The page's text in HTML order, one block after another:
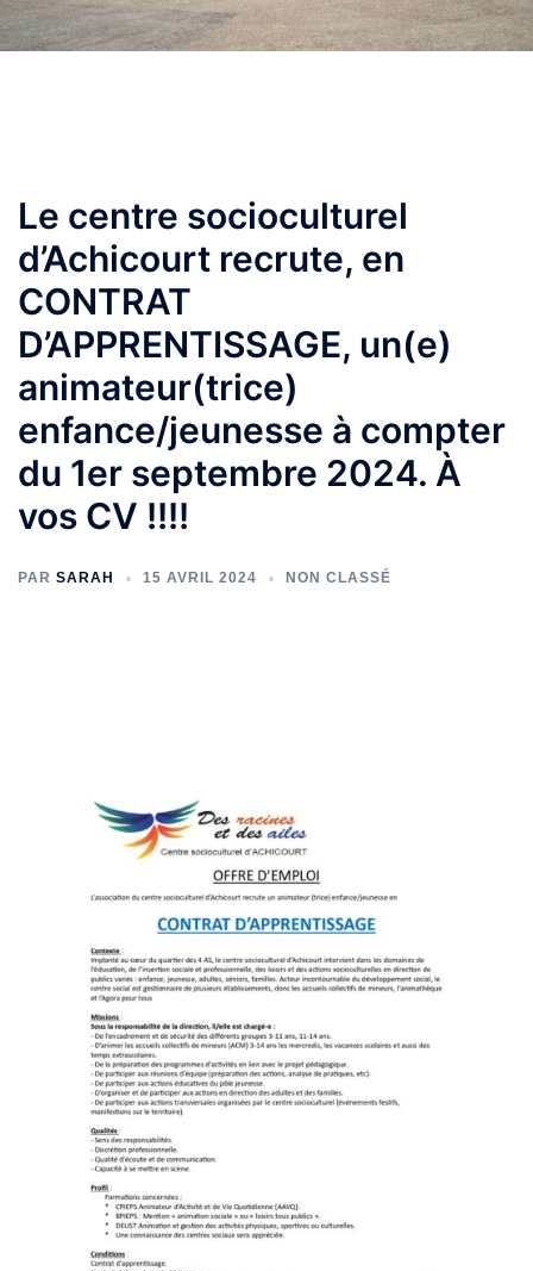
Le centre socioculturel
d’Achicourt recrute, en
CONTRAT
D’APPRENTISSAGE, un(e)
animateur(trice)
enfance/jeunesse à compter
du 1er septembre 2024. À
vos CV !!!!
PAR SARAH 15 AVRIL 2024 NON CLASSÉ